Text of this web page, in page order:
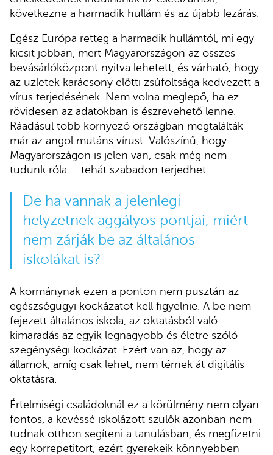
következne a harmadik hullám és az újabb lezárás.
Egész Európa retteg a harmadik hullámtól, mi egy
kicsit jobban, mert Magyarországon az összes
bevásárlóközpont nyitva lehetett, és várható, hogy
az üzletek karácsony előtti zsúfoltsága kedvezett a
vírus terjedésének. Nem volna meglepő, ha ez
rövidesen az adatokban is észrevehető lenne.
Ráadásul több környező országban megtalálták
már az angol mutáns vírust. Valószínű, hogy
Magyarországon is jelen van, csak még nem
tudunk róla – tehát szabadon terjedhet.
De ha vannak a jelenlegi
helyzetnek aggályos pontjai, miért
nem zárják be az általános
iskolákat is?
A kormánynak ezen a ponton nem pusztán az
egészségügyi kockázatot kell figyelnie. A be nem
fejezett általános iskola, az oktatásból való
kimaradás az egyik legnagyobb és életre szóló
szegénységi kockázat. Ezért van az, hogy az
államok, amíg csak lehet, nem térnek át digitális
oktatásra.
Értelmiségi családoknál ez a körülmény nem olyan
fontos, a kevéssé iskolázott szülők azonban nem
tudnak otthon segíteni a tanulásban, és megfizetni
egy korrepetitort, ezért gyerekeik könnyebben